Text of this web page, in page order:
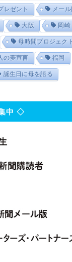
レゼント メール
大阪 岡崎
母時間プロジェクト
の夢宣言 福岡
誕生日に母を語る
中 ◇